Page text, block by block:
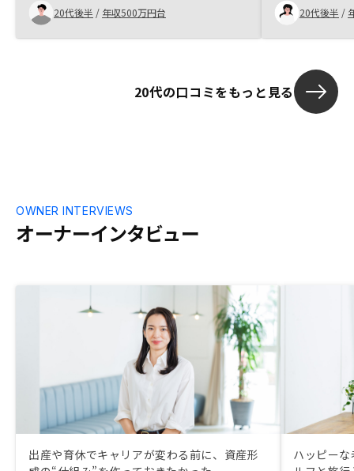
20代後半 / 年収500万円台 20代後半 /
20代の口コミをもっと見る
オーナーインタビュー
OWNER INTERVIEWS
出産や育休でキャリアが変わる前に、資産形
ハッピー